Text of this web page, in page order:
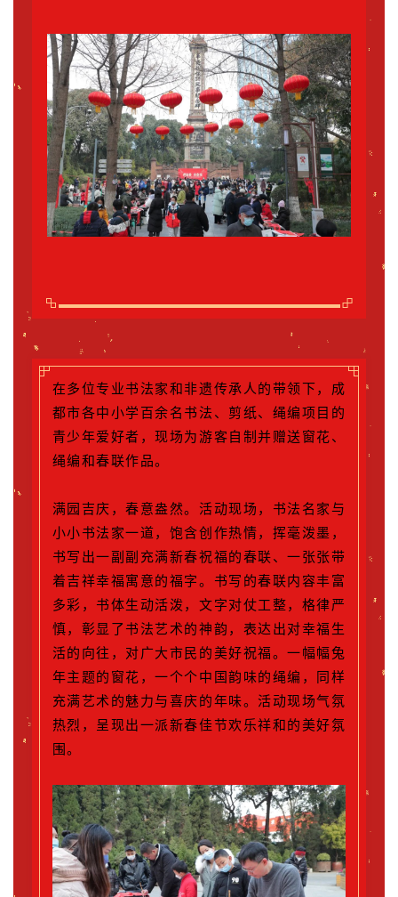
在多位专业书法家和非遗传承人的带领下，成
都市各中小学百余名书法、剪纸、绳编项目的
青少年爱好者，现场为游客自制并赠送窗花、
绳编和春联作品。
满园吉庆，春意盎然。活动现场，书法名家与
小小书法家一道，饱含创作热情，挥毫泼墨，
书写出一副副充满新春祝福的春联、一张张带
着吉祥幸福寓意的福字。书写的春联内容丰富
多彩，书体生动活泼，文字对仗工整，格律严
慎，彰显了书法艺术的神韵，表达出对幸福生
活的向往，对广大市民的美好祝福。一幅幅兔
年主题的窗花，一个个中国韵味的绳编，同样
充满艺术的魅力与喜庆的年味。活动现场气氛
热烈，呈现出一派新春佳节欢乐祥和的美好氛
围。